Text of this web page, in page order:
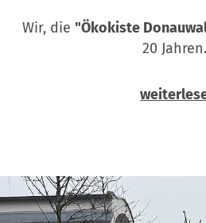
Wir, die "Ökokiste
20